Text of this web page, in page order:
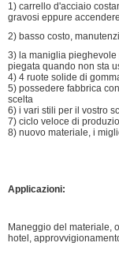
1) carrello d'acciaio
gravosi eppure
2) basso costo,
3) la maniglia
piegata quando non sta
4) 4 ruote solide di
5) possedere fabbrica
scelta
6) i vari stili per il vostro
7) ciclo veloce di
8) nuovo materiale, i
Applicazioni:
Maneggio del materiale,
hotel,